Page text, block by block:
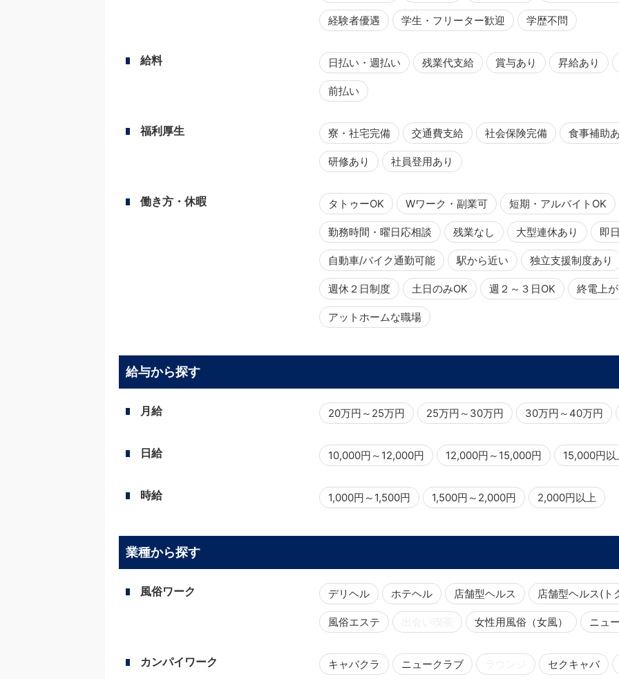
経験者優遇 学生・フリーター歓迎 学歴不問
給料 日払い・週払い 残業代支給 賞与あり 昇給あり
前払い
福利厚生 寮・社宅完備 交通費支給 社会保険完備 食事補助
研修あり 社員登用あり
働き方・休暇 タトゥーOK Wワーク・副業可 短期・アルバイトOK
勤務時間・曜日応相談 残業なし 大型連休あり 即
自動車/バイク通勤可能 駅から近い 独立支援制度あり
週休２日制度 土日のみOK 週２～３日OK 終電上
アットホームな職場
給与から探す
月給 20万円～25万円 25万円～30万円 30万円～40万円
日給 10,000円～12,000円 12,000円～15,000円 15,000円以
時給 1,000円～1,500円 1,500円～2,000円 2,000円以上
業種から探す
風俗ワーク デリヘル ホテヘル 店舗型ヘルス 店舗型ヘルス(ト
風俗エステ 女性用風俗（女風） ニュ
カンパイワーク キャバクラ ニュークラブ セクキャバ